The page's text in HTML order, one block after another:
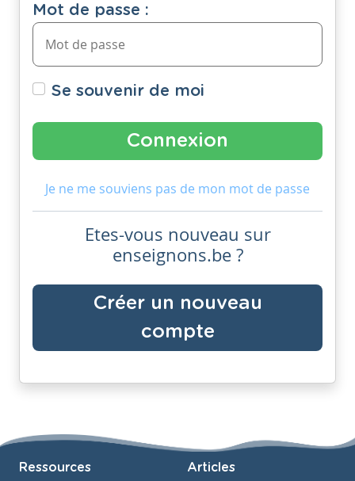
Mot de passe :
Se souvenir de moi
Je ne me souviens pas de mon mot de passe
Etes-vous nouveau sur
enseignons.be ?
Créer un nouveau
compte
Ressources Articles